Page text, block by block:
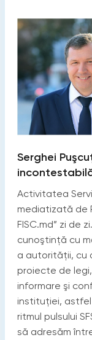
Serghei
Activitatea
mediatizată de
FISC.md” zi de
cunoştinţă cu
a autorităţii, cu
proiecte de
informare şi
instituţiei,
ritmul pulsului
să adresăm